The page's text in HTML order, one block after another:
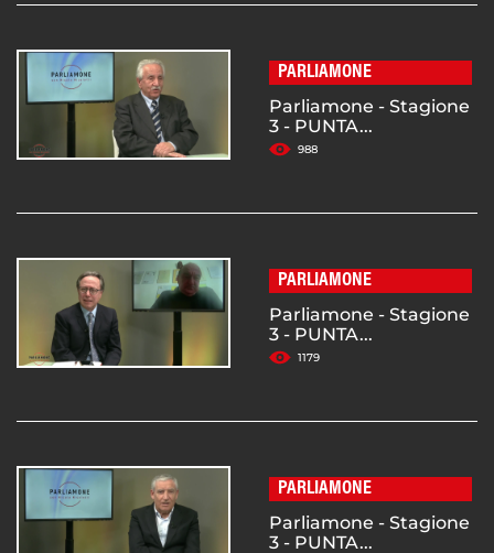
PARLIAMONE
Parliamone - Stagione
3 - PUNTA...
988
PARLIAMONE
Parliamone - Stagione
3 - PUNTA...
1179
PARLIAMONE
Parliamone - Stagione
3 - PUNTA...